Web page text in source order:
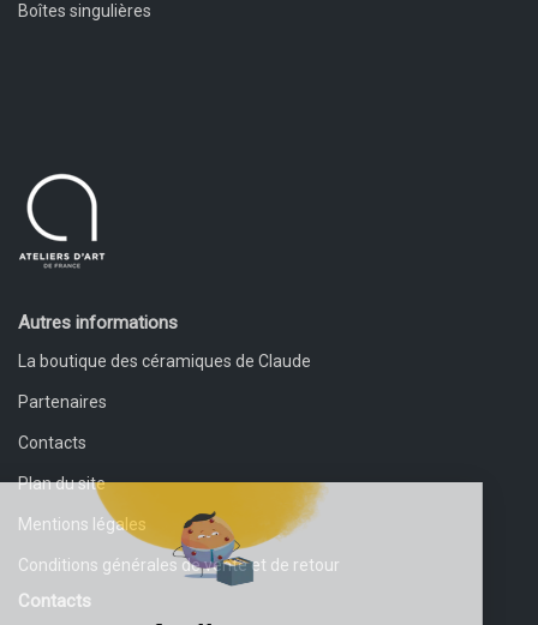
Boîtes singulières
Autres informations
La boutique des céramiques de Claude
Partenaires
Contacts
Plan du site
Mentions légales
Conditions générales de vente et de retour
Contacts